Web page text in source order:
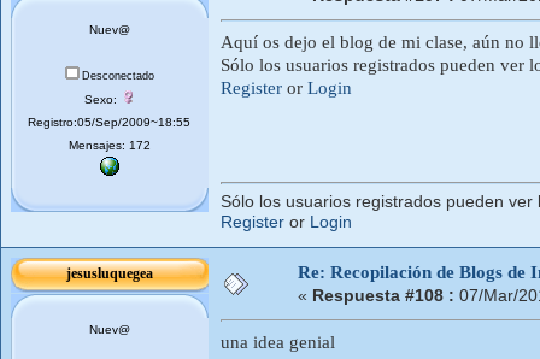
Nuev@
Desconectado
Sexo:
Registro:05/Sep/2009~18:55
Mensajes: 172
Aquí os dejo el blog de mi clase, aún no
Sólo los usuarios registrados pueden ver
Register or Login
Sólo los usuarios registrados pueden ver
Register or Login
jesusluquegea
Nuev@
Re: Recopilación de Blogs de
« Respuesta #108 : 07/Mar/
una idea genial